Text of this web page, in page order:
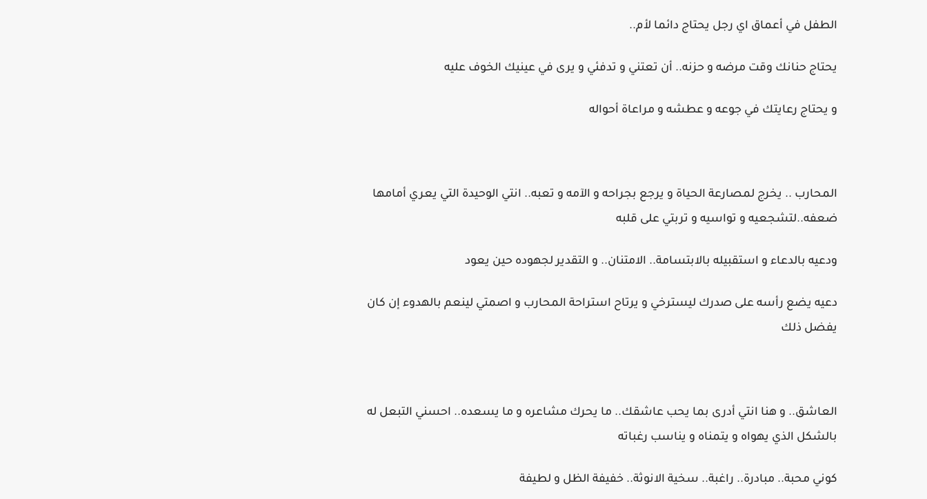
الطفل في أعماق اي رجل يحتاج دائما لأم..
يحتاج حنانك وقت مرضه و حزنه.. أن تعتني و تدفئي و يرى في عينيك الخوف عليه
و يحتاج رعايتك في جوعه و عطشه و مراعاة أحواله
المحارب .. يخرج لمصارعة الحياة و يرجع بجراحه و الآمه و تعبه.. انتي الوحيدة التي يعري أمامها
ضعفه..لتشجعيه و تواسيه و تربتي على قلبه
ودعيه بالدعاء و استقبيله بالابتسامة.. الامتنان.. و التقدير لجهوده حين يعود
دعيه يضع رأسه على صدرك ليسترخي و يرتاح استراحة المحارب و اصمتي لينعم بالهدوء إن كان
يفضل ذلك
العاشق.. و هنا انتي أدرى بما يحب عاشقك.. ما يحرك مشاعره و ما يسعده.. احسني التبعل له
بالشكل الذي يهواه و يتمناه و يناسب رغباته
كوني محبة.. مبادرة.. راغبة.. سخية الانوثة.. خفيفة الظل و لطيفة